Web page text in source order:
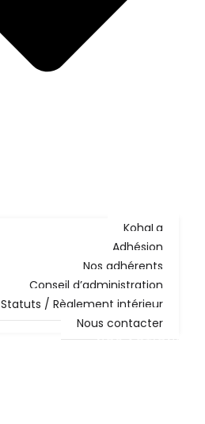
KohaLa
Adhésion
Nos adhérents
Conseil d’administration
Statuts / Règlement intérieur
Nous contacter
NOS ACTIONS